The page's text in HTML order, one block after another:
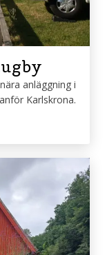
anläggning i
Karlskrona.